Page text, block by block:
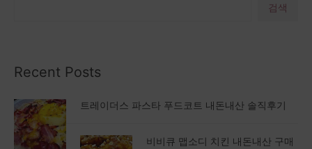
검색
Recent Posts
트레이더스 파스타 푸드코트 내돈내산 솔직후기
비비큐 맵소디 치킨 내돈내산 구매